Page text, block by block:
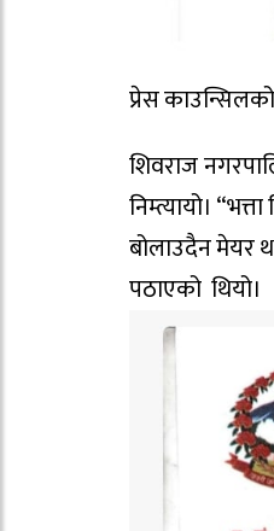
प्रेस
शिवराज
निम्त्यायो।
बोलाउदैन मेयर
पठाएको थियो।